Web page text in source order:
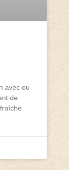
avec ou
de